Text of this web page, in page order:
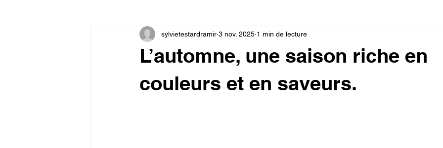
L’automne, une saison riche en
couleurs et en saveurs.
sylvietestardramir 3 nov. 2025 1 min de lecture